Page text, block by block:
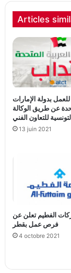
Articles
للعمل بدولة الإمارات
عن طريق الوكالة
للتعاون الفني
13 juin 2021
الفطيم تعلن عن
فرص عمل بقطر
4 octobre 2021